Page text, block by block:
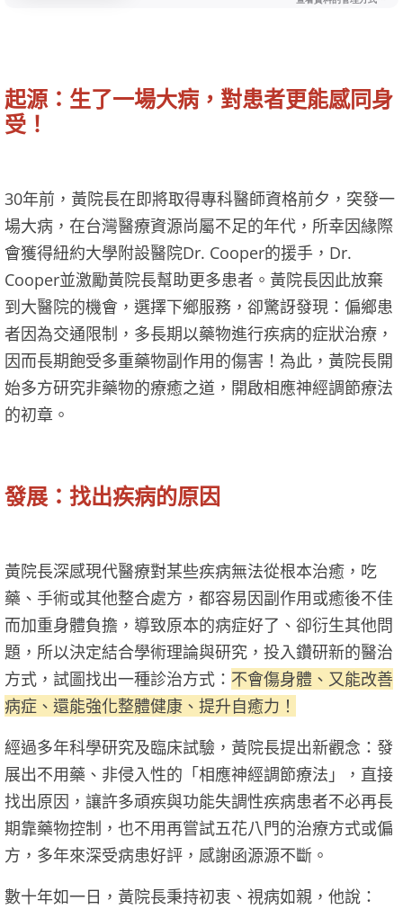
起源：生了一場大病，對患者更能感同身
受！
30年前，黃院長在即將取得專科醫師資格前夕，突發一
場大病，在台灣醫療資源尚屬不足的年代，所幸因緣際
會獲得紐約大學附設醫院Dr. Cooper的援手，Dr.
Cooper並激勵黃院長幫助更多患者。黃院長因此放棄
到大醫院的機會，選擇下鄉服務，卻驚訝發現：偏鄉患
者因為交通限制，多長期以藥物進行疾病的症狀治療，
因而長期飽受多重藥物副作用的傷害！為此，黃院長開
始多方研究非藥物的療癒之道，開啟相應神經調節療法
的初章。
發展：找出疾病的原因
黃院長深感現代醫療對某些疾病無法從根本治癒，吃
藥、手術或其他整合處方，都容易因副作用或癒後不佳
而加重身體負擔，導致原本的病症好了、卻衍生其他問
題，所以決定結合學術理論與研究，投入鑽研新的醫治
方式，試圖找出一種診治方式： 不會傷身體、又能改善
病症、還能強化整體健康、提升自癒力！
經過多年科學研究及臨床試驗，黃院長提出新觀念：發
展出不用藥、非侵入性的「相應神經調節療法」，直接
找出原因，讓許多頑疾與功能失調性疾病患者不必再長
期靠藥物控制，也不用再嘗試五花八門的治療方式或偏
方，多年來深受病患好評，感謝函源源不斷。
數十年如一日，黃院長秉持初衷、視病如親，他說：